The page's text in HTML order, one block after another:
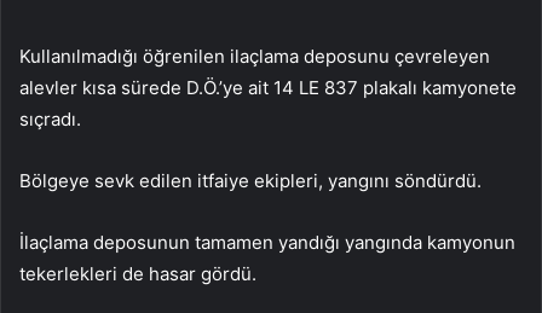
Kullanılmadığı öğrenilen ilaçlama deposunu çevreleyen
alevler kısa sürede D.Ö.’ye ait 14 LE 837 plakalı kamyonete
sıçradı.
Bölgeye sevk edilen itfaiye ekipleri, yangını söndürdü.
İlaçlama deposunun tamamen yandığı yangında kamyonun
tekerlekleri de hasar gördü.